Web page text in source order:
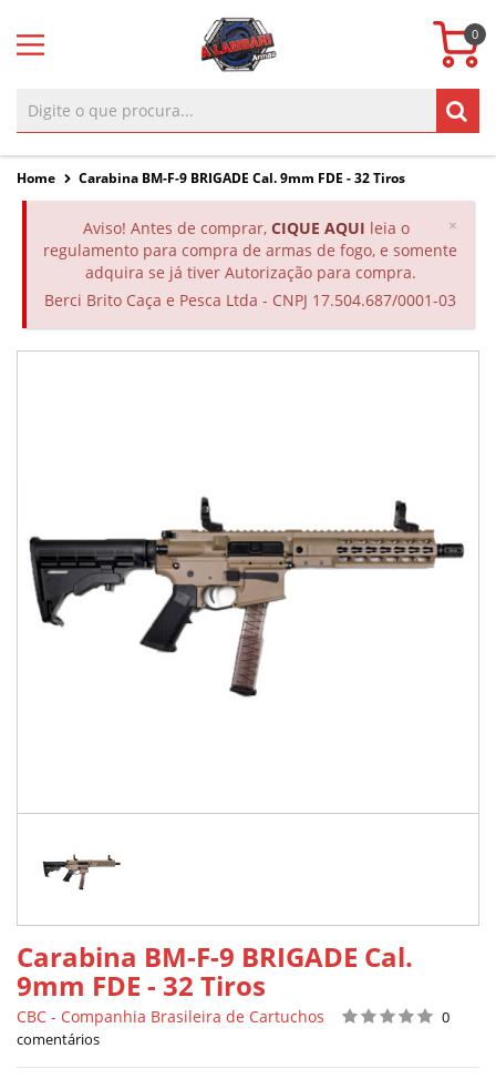
0
Home Carabina BM-F-9 BRIGADE Cal. 9mm FDE - 32 Tiros
×
Aviso! Antes de comprar, CIQUE AQUI leia o
regulamento para compra de armas de fogo, e somente
adquira se já tiver Autorização para compra.
Berci Brito Caça e Pesca Ltda - CNPJ 17.504.687/0001-03
Carabina BM-F-9 BRIGADE Cal.
9mm FDE - 32 Tiros
CBC - Companhia Brasileira de Cartuchos
0
comentários